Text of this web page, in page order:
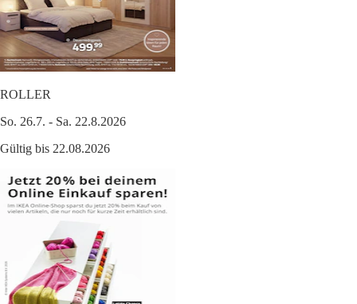
ROLLER
So. 26.7. - Sa. 22.8.2026
Gültig bis 22.08.2026